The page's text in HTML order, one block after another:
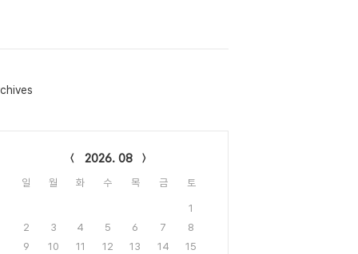
2026. 08
일 월 화 수 목 금 토
1
2
3 4 5 6 7
8
9
10 11 12 13 14
15